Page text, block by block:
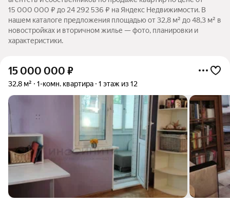
15 000 000 ₽ до 24 292 536 ₽ на Яндекс Недвижимости. В
нашем каталоге предложения площадью от 32,8 м² до 48,3 м² в
новостройках и вторичном жилье — фото, планировки и
характеристики.
15 000 000 ₽
32,8 м² 1-комн. квартира 1 этаж из 12